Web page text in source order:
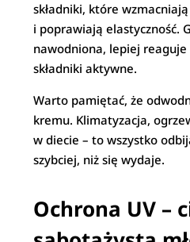
składniki, które
i poprawiają elastyczność.
nawodniona, lepiej reaguje
składniki aktywne.
Warto pamiętać, że
kremu. Klimatyzacja,
w diecie – to wszystko
szybciej, niż się wydaje.
Ochrona UV –